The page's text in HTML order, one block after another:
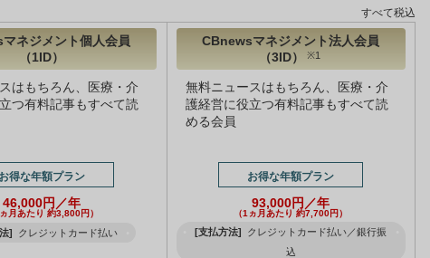
すべて税込
ネジメント個人会員
（1ID）
はもちろん、医療・介
つ有料記事もすべて読
お得な年額プラン
46,000円／年
ヵ月あたり 約3,800円）
] クレジットカード払い
CBnewsマネジメント法人会員
（3ID）
※1
無料ニュースはもちろん、医療・介
護経営に役立つ有料記事もすべて読
める会員
お得な年額プラン
93,000円／年
（1ヵ月あたり 約7,700円）
[支払方法]
クレジットカード払い／銀行振
込